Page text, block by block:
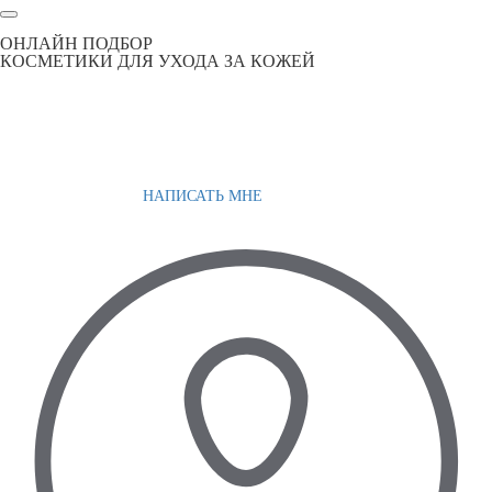
ОНЛАЙН ПОДБОР
КОСМЕТИКИ ДЛЯ УХОДА ЗА КОЖЕЙ
НАПИСАТЬ МНЕ